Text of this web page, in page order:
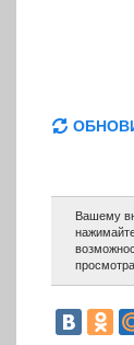
Вашему